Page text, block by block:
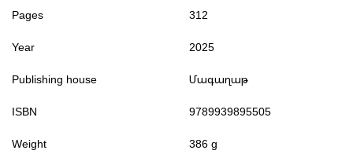
Pages 312
Year 2025
Publishing house Մագաղաթ
ISBN 9789939895505
Weight 386 g